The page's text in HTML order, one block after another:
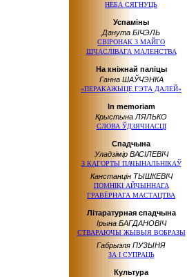
НЕБА СЯГНУЦЬ
Успаміны
Данута БІЧЭЛЬ
СВІРОНАК З МАЙГО
ШЧАСЛІВАГА МАЛЕНСТВА
На кніжнай паліцы
Ганна ШАЎЧЭНКА
«ПЕРАКАЖЫЦЕ ГЭТА ДАЛЕЙ»
In memoriam
Крыстына ЛЯЛЬКО
СЛОВА ЎДЗЯЧНАСЦІ
Спадчына
Уладзімір ВАСІЛЕВІЧ
З КАГОРТЫ ПАЧЫНАЛЬНІКАЎ
Канстанцін ТЫШКЕВІЧ
ПОМНІКІ АЙЧЫННАГА
ГРАВЁРНАГА МАСТАЦТВА
Літаратурная спадчына
Ірына БАГДАНОВІЧ
СТВАРАЮЧЫ ЖЫВЫЯ ВОБРАЗЫ
Габрыэля ПУЗЫНЯ
ЗА І СУПРАЦЬ
Культура